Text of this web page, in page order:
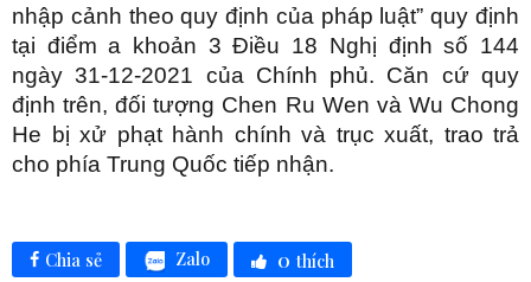
nhập cảnh theo quy định của pháp luật” quy định
tại điểm a khoản 3 Điều 18 Nghị định số 144
ngày 31-12-2021 của Chính phủ. Căn cứ quy
định trên, đối tượng Chen Ru Wen và Wu Chong
He bị xử phạt hành chính và trục xuất, trao trả
cho phía Trung Quốc tiếp nhận.
Chia sẻ Zalo 0 thích